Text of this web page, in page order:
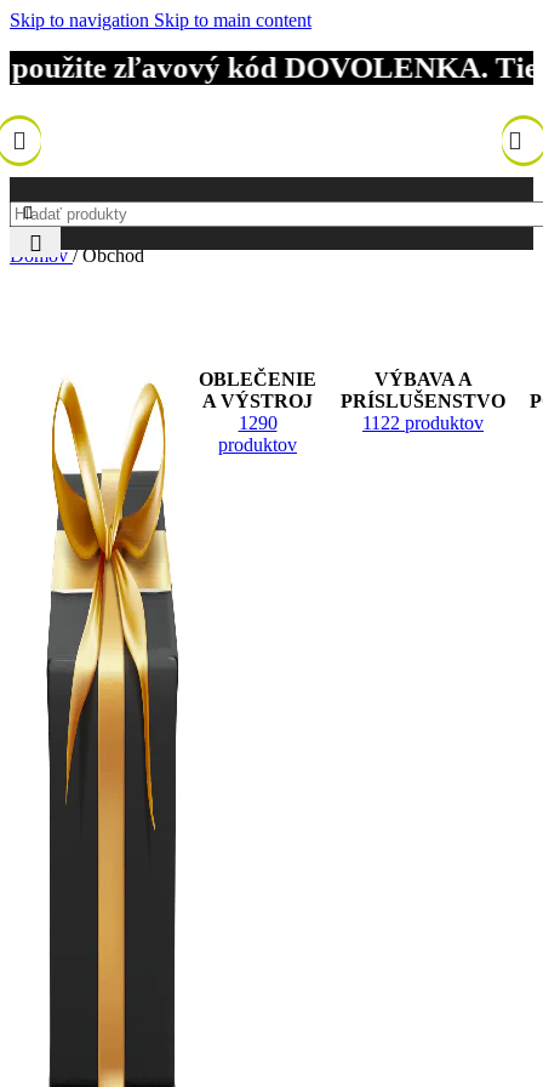
Skip to navigation Skip to main content
zľavový kód DOVOLENKA.
Domov/ Obchod
OBLEČENIE
A VÝSTROJ
1290
produktov
VÝBAVA A
PRÍSLUŠENSTVO
1122 produktov